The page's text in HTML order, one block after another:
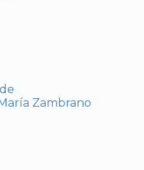
Zambrano